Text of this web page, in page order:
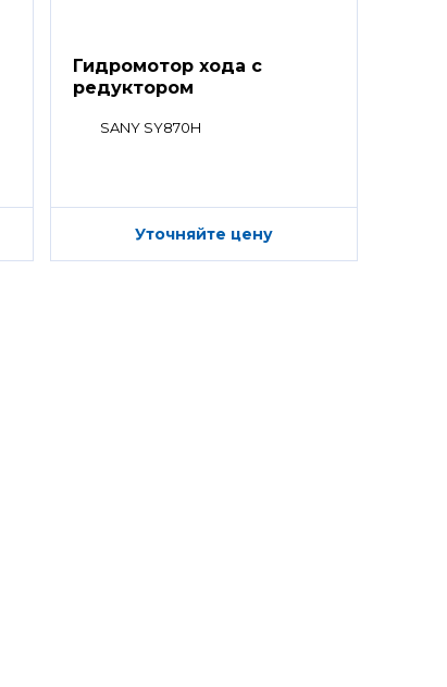
Гидромотор хода с
редуктором
SANY SY870H
Уточняйте цену